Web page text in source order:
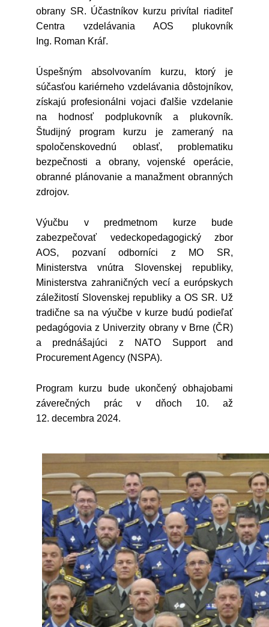
obrany SR. Účastníkov kurzu privítal riaditeľ
Centra vzdelávania AOS plukovník
Ing. Roman Kráľ.
Úspešným absolvovaním kurzu, ktorý je
súčasťou kariérneho vzdelávania dôstojníkov,
získajú profesionálni vojaci ďalšie vzdelanie
na hodnosť podplukovník a plukovník.
Študijný program kurzu je zameraný na
spoločenskovednú oblasť, problematiku
bezpečnosti a obrany, vojenské operácie,
obranné plánovanie a manažment obranných
zdrojov.
Výučbu v predmetnom kurze bude
zabezpečovať vedeckopedagogický zbor
AOS, pozvaní odborníci z MO SR,
Ministerstva vnútra Slovenskej republiky,
Ministerstva zahraničných vecí a európskych
záležitostí Slovenskej republiky a OS SR. Už
tradične sa na výučbe v kurze budú podieľať
pedagógovia z Univerzity obrany v Brne (ČR)
a prednášajúci z NATO Support and
Procurement Agency (NSPA).
Program kurzu bude ukončený obhajobami
záverečných prác v dňoch 10. až
12. decembra 2024.